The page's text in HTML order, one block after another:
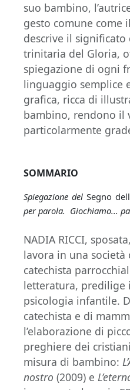
suo bambino,
gesto comune come
descrive il
trinitaria del Gloria,
spiegazione di ogni
linguaggio semplice
grafica, ricca di
bambino, rendono il
particolarmente
SOMMARIO
Spiegazione del Segno
per parola. Giochiamo...
NADIA RICCI,
lavora in una società
catechista
letteratura, predilige
psicologia infantile.
catechista e di
l’elaborazione di
preghiere dei
misura di bambino:
nostro (2009) e